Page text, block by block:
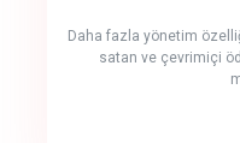
Daha fazla yönetim
satan ve çevrimiçi